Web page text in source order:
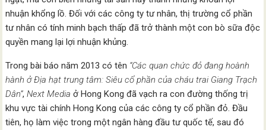
nhuận khổng lồ. Đối với các công ty tư nhân, thị trường cổ phần
tư nhân có tính minh bạch thấp đã trở thành một con bò sữa độc
quyền mang lại lợi nhuận khủng.
Trong bài báo năm 2013 có tên “Các quan chức đỏ đang hoành
hành ở Địa hạt trung tâm: Siêu cổ phần của cháu trai Giang Trạch
Dân”,Next Media ở Hong Kong đã vạch ra con đường thống trị
khu vực tài chính Hong Kong của các công ty cổ phần đỏ. Đầu
tiên, họ làm việc trong một ngân hàng đầu tư quốc tế, sau đó